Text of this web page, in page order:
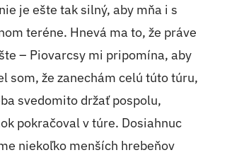
je ešte tak silný, aby mňa i s
teréne. Hnevá ma to, že práve
– Piovarcsy mi pripomína, aby
som, že zanechám celú túto túru,
svedomito držať pospolu,
pokračoval v túre. Dosiahnuc
niekoľko menších hrebeňov